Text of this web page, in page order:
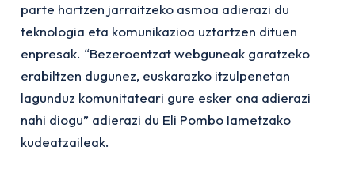
parte hartzen jarraitzeko asmoa adierazi du
teknologia eta komunikazioa uztartzen dituen
enpresak. “Bezeroentzat webguneak garatzeko
erabiltzen dugunez, euskarazko itzulpenetan
lagunduz komunitateari gure esker ona adierazi
nahi diogu” adierazi du Eli Pombo Iametzako
kudeatzaileak.